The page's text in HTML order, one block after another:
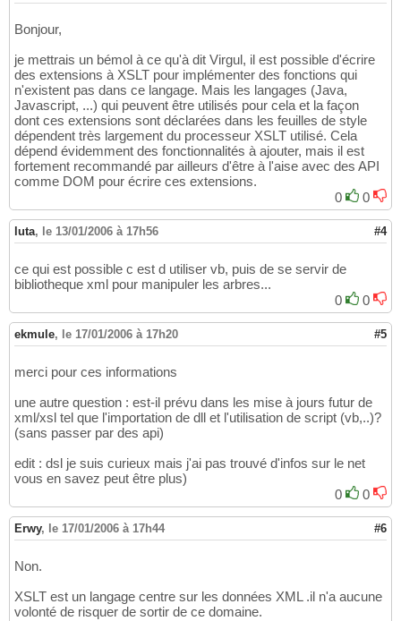
Bonjour,
je mettrais un bémol à ce qu'à dit Virgul, il est possible d'écrire
des extensions à XSLT pour implémenter des fonctions qui
n'existent pas dans ce langage. Mais les langages (Java,
Javascript, ...) qui peuvent être utilisés pour cela et la façon
dont ces extensions sont déclarées dans les feuilles de style
dépendent très largement du processeur XSLT utilisé. Cela
dépend évidemment des fonctionnalités à ajouter, mais il est
fortement recommandé par ailleurs d'être à l'aise avec des API
comme DOM pour écrire ces extensions.
0
0
luta, le 13/01/2006 à 17h56 #4
ce qui est possible c est d utiliser vb, puis de se servir de
bibliotheque xml pour manipuler les arbres...
0
0
ekmule, le 17/01/2006 à 17h20 #5
merci pour ces informations
une autre question : est-il prévu dans les mise à jours futur de
xml/xsl tel que l'importation de dll et l'utilisation de script (vb,..)?
(sans passer par des api)
edit : dsl je suis curieux mais j'ai pas trouvé d'infos sur le net
vous en savez peut être plus)
0
0
Erwy, le 17/01/2006 à 17h44 #6
Non.
XSLT est un langage centre sur les données XML .il n'a aucune
volonté de risquer de sortir de ce domaine.